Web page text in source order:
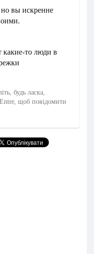
вы искренне
какие-то люди в
будь ласка,
щоб повідомити